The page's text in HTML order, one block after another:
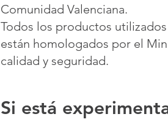
Comunidad Valenciana.
Todos los productos
están homologados por el
calidad y seguridad.
Si está